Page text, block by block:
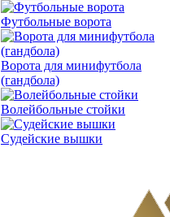
Футбольные ворота
Ворота для минифутбола
(гандбола)
Волейбольные стойки
Судейские вышки